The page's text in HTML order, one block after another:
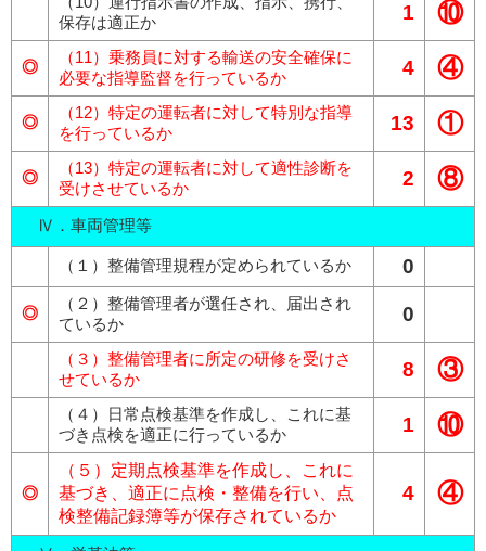
保存は適正か
1 ⑩
◎
（11）乗務員に対する輸送の安全確保に
必要な指導監督を行っているか
4 ④
◎
（12）特定の運転者に対して特別な指導
を行っているか
13 ①
◎
（13）特定の運転者に対して適性診断を
受けさせているか
2 ⑧
Ⅳ．車両管理等
（１）整備管理規程が定められているか 0
◎
（２）整備管理者が選任され、届出され
ているか
0
（３）整備管理者に所定の研修を受けさ
せているか
8 ③
（４）日常点検基準を作成し、これに基
づき点検を適正に行っているか
1 ⑩
◎
（５）定期点検基準を作成し、これに
基づき、適正に点検・整備を行い、点
検整備記録簿等が保存されているか
4 ④